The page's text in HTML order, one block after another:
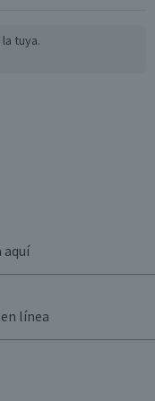
tuya.
aquí
línea